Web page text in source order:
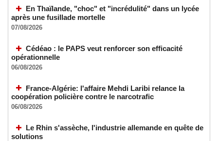
En Thaïlande, "choc" et "incrédulité" dans un lycée
après une fusillade mortelle
07/08/2026
Cédéao : le PAPS veut renforcer son efficacité
opérationnelle
06/08/2026
France-Algérie: l'affaire Mehdi Laribi relance la
coopération policière contre le narcotrafic
06/08/2026
Le Rhin s'assèche, l'industrie allemande en quête de
solutions